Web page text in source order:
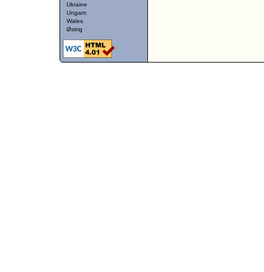
Ukraine
Ungarn
Wales
Østrig